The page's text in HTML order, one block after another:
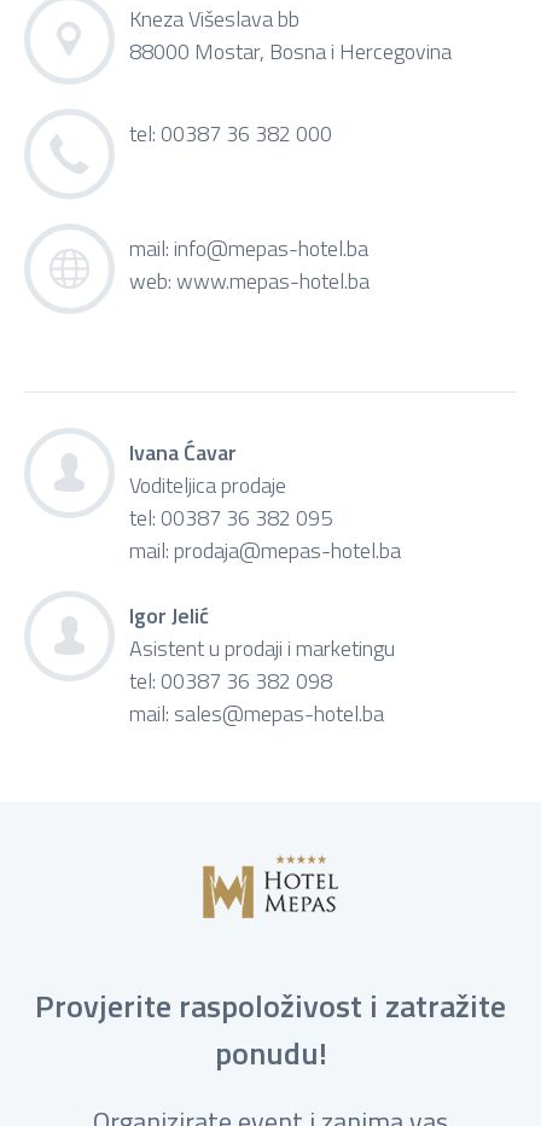
Kneza Višeslava bb
88000 Mostar, Bosna i Hercegovina
tel: 00387 36 382 000
mail: info@mepas-hotel.ba
web:www.mepas-hotel.ba
Ivana Ćavar
Voditeljica prodaje
tel: 00387 36 382 095
mail: prodaja@mepas-hotel.ba
Igor Jelić
Asistent u prodaji i marketingu
tel: 00387 36 382 098
mail: sales@mepas-hotel.ba
Provjerite raspoloživost i zatražite
ponudu!